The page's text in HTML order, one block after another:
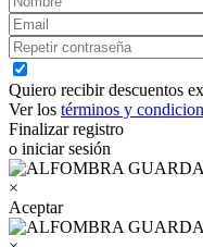
Quiero recibir descuentos
Ver los términos y
Finalizar registro
o iniciar sesión
×
Aceptar